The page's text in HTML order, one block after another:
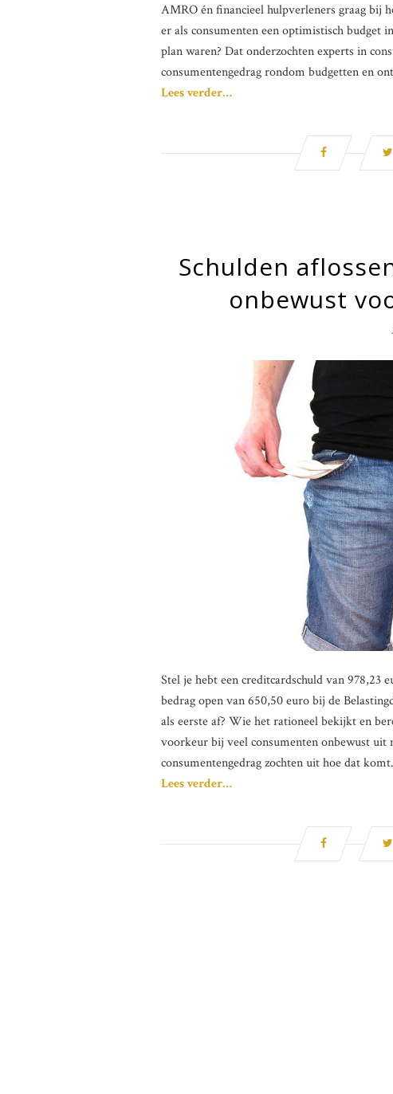
AMRO én financieel hulpverleners graag bij
er als consumenten een optimistisch budget
plan waren? Dat onderzochten experts in
consumentengedrag rondom budgetten en
Lees verder…
Schulden
onbewust
Stel je hebt een creditcardschuld van 978,23
bedrag open van 650,50 euro bij de
als eerste af? Wie het rationeel bekijkt en
voorkeur bij veel consumenten onbewust uit
consumentengedrag zochten uit hoe dat komt.
Lees verder…